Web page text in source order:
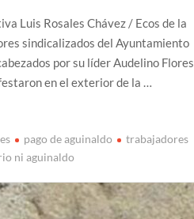
Luis Rosales Chávez / Ecos de la
sindicalizados del Ayuntamiento
por su líder Audelino Flores
en el exterior de la …
pago de aguinaldo
trabajadores
ni aguinaldo